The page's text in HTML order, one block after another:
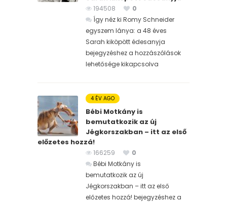
194508
0
Így néz ki Romy Schneider
egyszem lánya: a 48 éves
Sarah kiköpött édesanyja
bejegyzéshez a hozzászólások
lehetősége kikapcsolva
4 ÉV AGO
Bébi Motkány is
bemutatkozik az új
Jégkorszakban – itt az első
előzetes hozzá!
166259
0
Bébi Motkány is
bemutatkozik az új
Jégkorszakban – itt az első
előzetes hozzá! bejegyzéshez a